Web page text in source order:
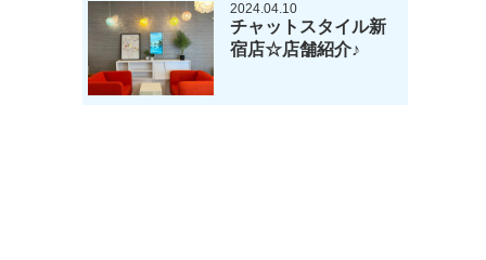
2024.04.10
チャットスタイル新
宿店☆店舗紹介♪